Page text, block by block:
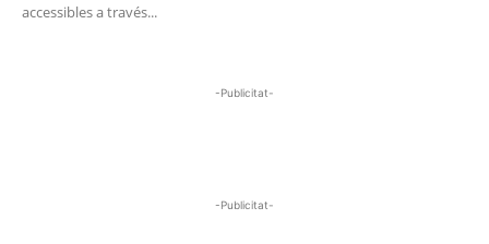
accessibles a través...
-Publicitat-
-Publicitat-